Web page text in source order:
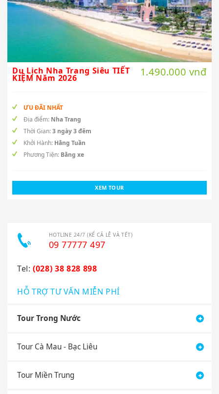
1.490.000 vnđ
Du Lịch Nha Trang Siêu TIẾT
KIỆM Năm 2026
ƯU ĐÃI NHẤT
Địa điểm: Nha Trang
Thời Gian:3 ngày 3 đêm
Khởi Hành: Hằng Tuần
Phương Tiện: Bằng xe
XEM TOUR
HOTLINE 24/7 (KỂ CẢ LỄ VÀ TẾT)
09 77777 497
Tel: (028) 38 828 898
HỖ TRỢ TƯ VẤN MIỄN PHÍ
Tour Trong Nước
Tour Cà Mau - Bạc Liêu
Tour Miền Trung